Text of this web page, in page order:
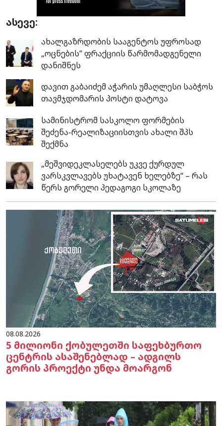
ასევე:
ახალგაზრდობის სააგენტოს უფროსად
„ოცნების” ფრაქციის წარმომადგენელი
დანიშნეს
დავით გაბაიძემ აჭარის უმაღლესი საბჭოს
თავმჯდომარის პოსტი დატოვა
სამინისტრომ სასკოლო ფორმების
შეძენა-რეალიზაციისთვის ახალი შპს
შექმნა
„მეშვიდეკლასელებს უკვე ქურდულ
ვარსკვლავებს უხატავენ ხელებზე“ – რას
წერს გორელი პედაგოგი სკოლაზე
08.08.2026
5 მილიონი ქობულეთში საფეხბურთო
ცენტრის ასაშენებლად – ადგილს
გორის პროექტი უნდა მოარგონ